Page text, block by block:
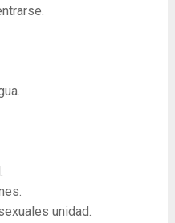
unidad.